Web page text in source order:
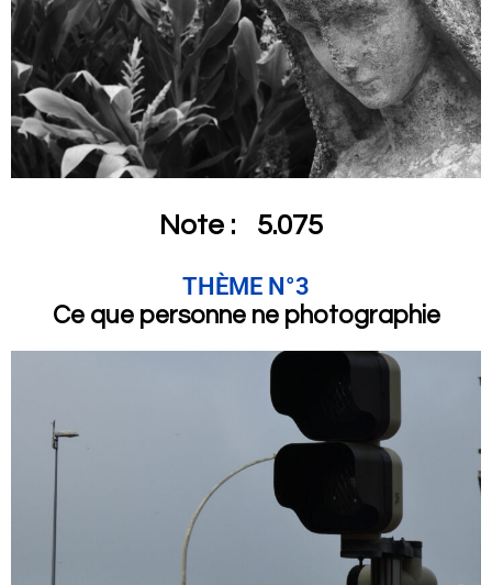
Note : 5.075
THÈME N°3
Ce que personne ne photographie